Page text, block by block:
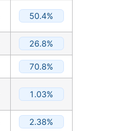
50.4%
26.8%
70.8%
1.03%
2.38%